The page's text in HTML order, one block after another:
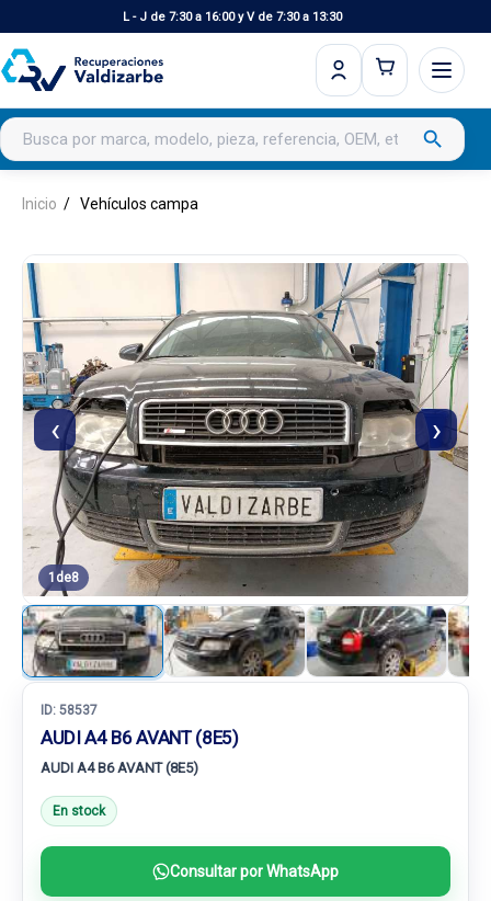
L - J de 7:30 a 16:00 y V de 7:30 a 13:30
Buscar productos search
Inicio Vehículos campa
‹ ›
1 de8
ID: 58537
AUDI A4 B6 AVANT (8E5)
AUDI A4 B6 AVANT (8E5)
En stock
Consultar por WhatsApp